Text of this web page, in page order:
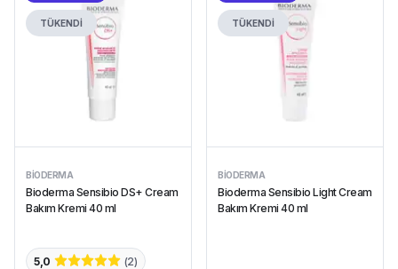
TÜKENDİ
BIODERMA
Bioderma Sensibio DS+ Cream
Bakım Kremi 40 ml
5,0 (2)
TÜKENDİ
BIODERMA
Bioderma Sensibio Light Cream
Bakım Kremi 40 ml